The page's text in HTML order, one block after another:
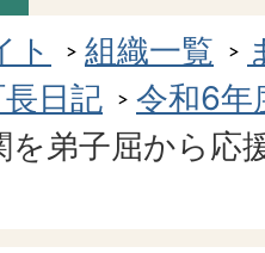
ト 組織一覧
日記
令和6年
を弟子屈から応